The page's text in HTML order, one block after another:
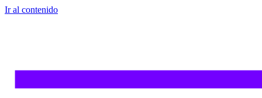
Ir al contenido